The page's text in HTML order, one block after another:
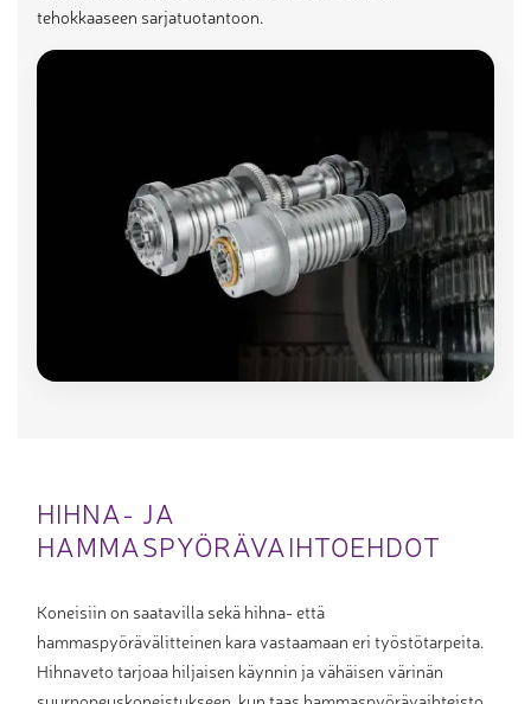
tehokkaaseen sarjatuotantoon.
HIHNA- JA
HAMMASPYÖRÄVAIHTOEHDOT
Koneisiin on saatavilla sekä hihna- että
hammaspyörävälitteinen kara vastaamaan eri työstötarpeita.
Hihnaveto tarjoaa hiljaisen käynnin ja vähäisen värinän